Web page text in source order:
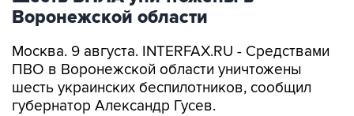
Воронежской области
Москва. 9 августа. INTERFAX.RU - Средствами
ПВО в Воронежской области уничтожены
шесть украинских беспилотников, сообщил
губернатор Александр Гусев.